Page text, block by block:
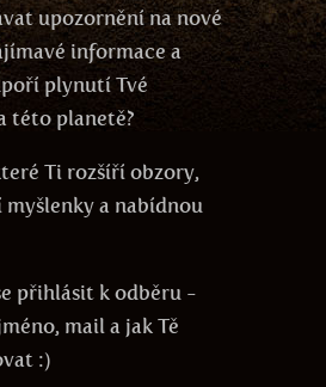
upozornění na nové
informace a
plynutí Tvé
této planetě?
Ti rozšíří obzory,
a nabídnou
přihlásit k odběru -
mail a jak Tě
:)